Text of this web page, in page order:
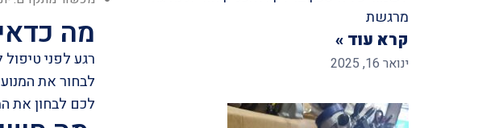
מרגשת
קרא עוד »
ינואר 16, 2025
מה
רגע לפניטיפול
לבחור את
לכם לבחון את